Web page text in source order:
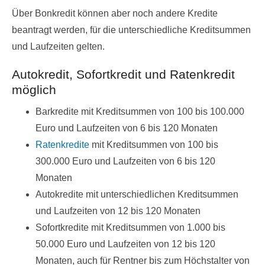
Über Bonkredit können aber noch andere Kredite
beantragt werden, für die unterschiedliche Kreditsummen
und Laufzeiten gelten.
Autokredit, Sofortkredit und Ratenkredit
möglich
Barkredite mit Kreditsummen von 100 bis 100.000
Euro und Laufzeiten von 6 bis 120 Monaten
Ratenkredite mit Kreditsummen von 100 bis
300.000 Euro und Laufzeiten von 6 bis 120
Monaten
Autokredite mit unterschiedlichen Kreditsummen
und Laufzeiten von 12 bis 120 Monaten
Sofortkredite mit Kreditsummen von 1.000 bis
50.000 Euro und Laufzeiten von 12 bis 120
Monaten, auch für Rentner bis zum Höchstalter von